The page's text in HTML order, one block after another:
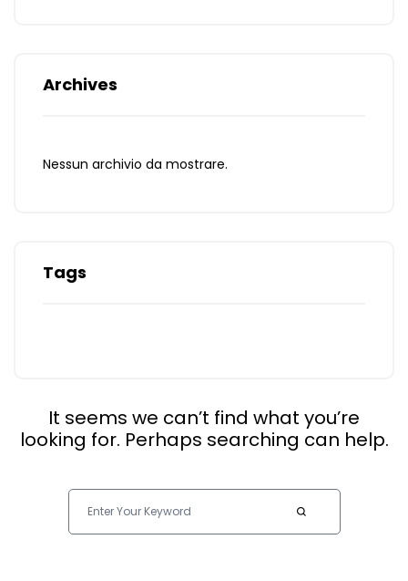
Archives
Nessun archivio da mostrare.
Tags
It seems we can’t find what you’re
looking for. Perhaps searching can help.